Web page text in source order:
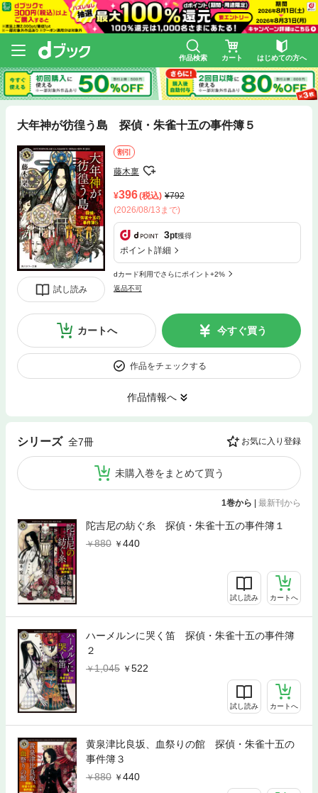
作品検索 カート はじめての方へ
大年神が彷徨う島 探偵・朱雀十五の事件簿５
試し読み
割引
藤木稟
396(税込)
792
(2026/08/13まで)
3pt獲得
ポイント詳細
dカード利用でさらにポイント+2%
返品不可
カートへ 今すぐ買う
作品をチェックする
作品情報へ
シリーズ 全7冊 お気に入り登録
未購入巻をまとめて買う
1巻から | 最新刊から
陀吉尼の紡ぐ糸 探偵・朱雀十五の事件簿１
880
440
試し読み カートへ
ハーメルンに哭く笛 探偵・朱雀十五の事件簿
２
1,045
522
試し読み カートへ
黄泉津比良坂、血祭りの館 探偵・朱雀十五の
事件簿３
880
440